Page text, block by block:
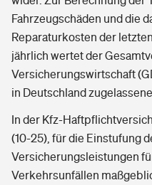
Fahrzeugschäden und die
Reparaturkosten der
jährlich wertet der
Versicherungswirtschaft
in Deutschland
In der Kfz-
(10-25), für die Einstufung
Versicherungsleistungen
Verkehrsunfällen